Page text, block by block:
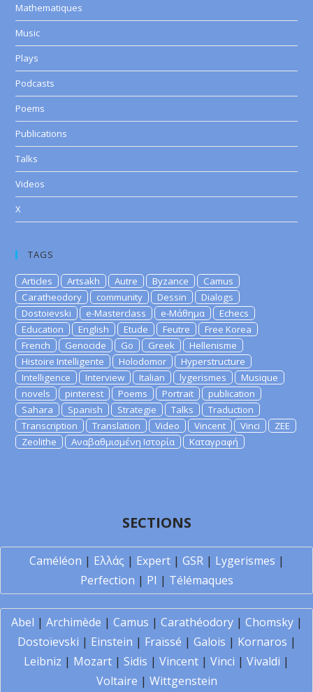
Mathematiques
Music
Plays
Podcasts
Poems
Publications
Talks
Videos
X
TAGS
Articles Artsakh Autre Byzance
Camus
Caratheodory
community Dessin
Dialogs
Dostoievski
e-Masterclass e-Μάθημα
Echecs
Education
English Etude Feutre
Free Korea
French
Genocide Go Greek
Hellenisme
Histoire Intelligente
Holodomor
Hyperstructure
Intelligence
Interview Italian lygerismes
Musique
novels
pinterest Poems Portrait
publication
Sahara
Spanish Strategie Talks
Traduction
Transcription
Translation Video Vincent Vinci
ZEE
Zeolithe
Αναβαθμισμένη Ιστορία Καταγραφή
SECTIONS
Caméléon | Ελλάς | Expert| GSR| Lygerismes |
Perfection | PI | Télémaques
Abel | Archimède | Camus | Carathéodory| Chomsky|
Dostoïevski | Einstein | Fraïssé | Galois | Kornaros |
Leibniz | Mozart | Sidis | Vincent | Vinci | Vivaldi |
Voltaire | Wittgenstein